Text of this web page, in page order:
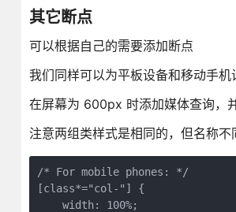
其它断点
可以根据自己的需要添加断点
我们同样可以为平板设备和移动手机
在屏幕为 600px 时添加媒体查询，
注意两组类样式是相同的，但名称
/* For mobile phones: */
[class*="col-"] {
    width: 100%;